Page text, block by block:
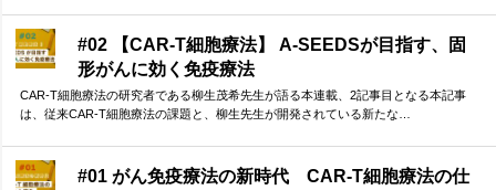
#02 【CAR-T細胞療法】 A-SEEDSが目指す、固
形がんに効く免疫療法
CAR-T細胞療法の研究者である柳生茂希先生が語る本連載、2記事目となる本記事
は、従来CAR-T細胞療法の課題と、柳生先生が開発されている新たな…
#01 がん免疫療法の新時代 CAR-T細胞療法の仕